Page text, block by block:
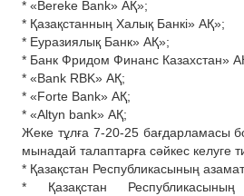
* «Bereke Bank» АҚ»;
* Қазақстанның Халық Банкі» АҚ»;
* Еуразиялық Банк» АҚ»;
* Банк Фридом Финанс Казахстан»
* «Bank RBK» АҚ;
* «Forte Bank» АҚ;
* «Altyn bank» АҚ;
Жеке тұлға 7-20-25 бағдарламасы
мынадай талаптарға сәйкес келуге
* Қазақстан Республикасының
* Қазақстан